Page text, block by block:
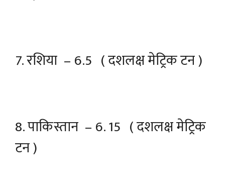
7. रशिया – 6.5 ( दशलक्ष मेट्रिक टन )
8. पाकिस्तान – 6. 15 ( दशलक्ष मेट्रिक
टन )